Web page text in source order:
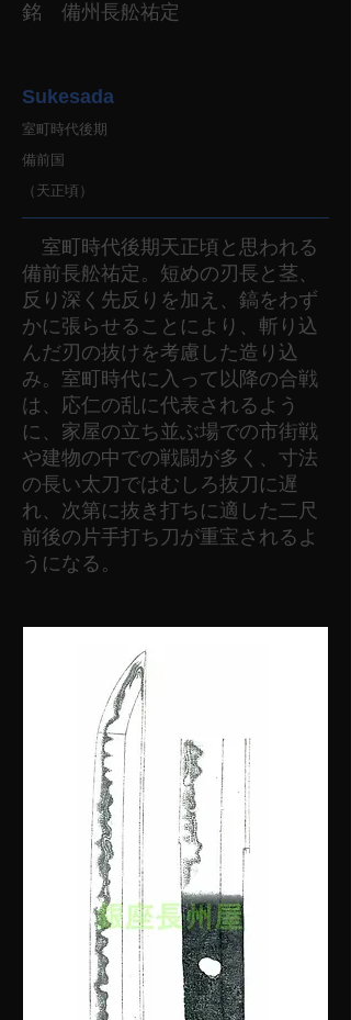
銘 備州長舩祐定
Sukesada
室町時代後期
備前国
（天正頃）
室町時代後期天正頃と思われる
備前長舩祐定。短めの刃長と茎、
反り深く先反りを加え、鎬をわず
かに張らせることにより、斬り込
んだ刃の抜けを考慮した造り込
み。室町時代に入って以降の合戦
は、応仁の乱に代表されるよう
に、家屋の立ち並ぶ場での市街戦
や建物の中での戦闘が多く、寸法
の長い太刀ではむしろ抜刀に遅
れ、次第に抜き打ちに適した二尺
前後の片手打ち刀が重宝されるよ
うになる。